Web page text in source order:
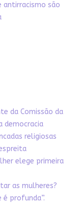
antirracismo são
da Comissão da
democracia
religiosas
elege primeira
as mulheres?
é profunda”.